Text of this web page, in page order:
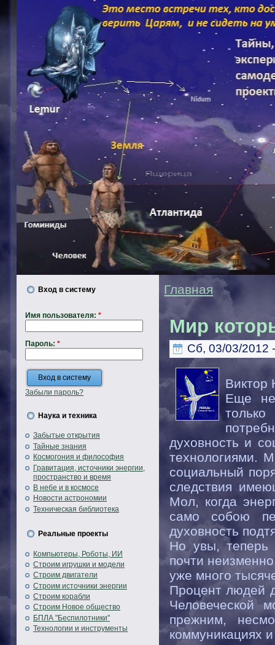
Вход в систему
Имя пользователя: *
Пароль: *
Забыли пароль?
Наука и техника
Забытые открытия
Тайные знания
Космогония и философия
Гравитация, источники энергии,
пространство и время
В небе и в космосе
Новости астрономии
Техническая библиотека
Реальные проекты
Компьютеры, Роботы, ИИ
Строим игрушки и модели
Строим двигатели
Строим источники энергии
Строим корабли
Строим Новое общество
БПЛА "Беспилотники"
Технологии и инструменты
Главная
Мир
Сб, 03/03/2012
Виктор
Еще
духовность и
технологиями.
социальный
следствия
Мол, когда
само собою
духовность
Но увы, теперь
почти
уже много
Процент людей
Человеческой
прежним,
коммуникациях